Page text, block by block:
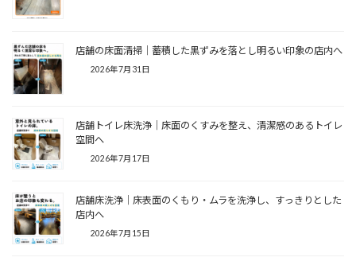
店舗の床面清掃｜蓄積した黒ずみを落とし明るい印象の店内へ
2026年7月31日
店舗トイレ床洗浄｜床面のくすみを整え、清潔感のあるトイレ
空間へ
2026年7月17日
店舗床洗浄｜床表面のくもり・ムラを洗浄し、すっきりとした
店内へ
2026年7月15日